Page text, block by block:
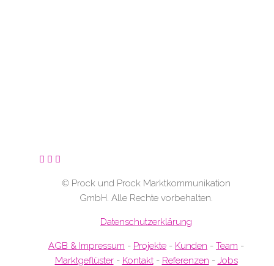
© Prock und Prock Marktkommunikation
GmbH. Alle Rechte vorbehalten.
Datenschutzerklärung
AGB & Impressum - Projekte - Kunden - Team -
Marktgeflüster- Kontakt- Referenzen - Jobs